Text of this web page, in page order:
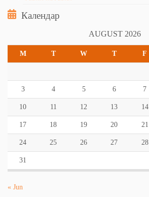
Календар
AUGUST 2026
M T W T F
3 4 5 6 7
10 11 12 13 14
17 18 19 20 21
24 25 26 27 28
31
« Jun